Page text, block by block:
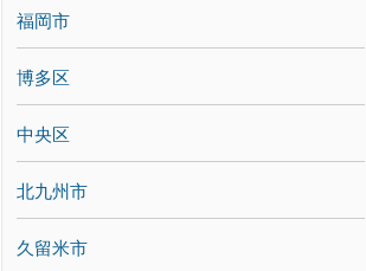
福岡市
博多区
中央区
北九州市
久留米市